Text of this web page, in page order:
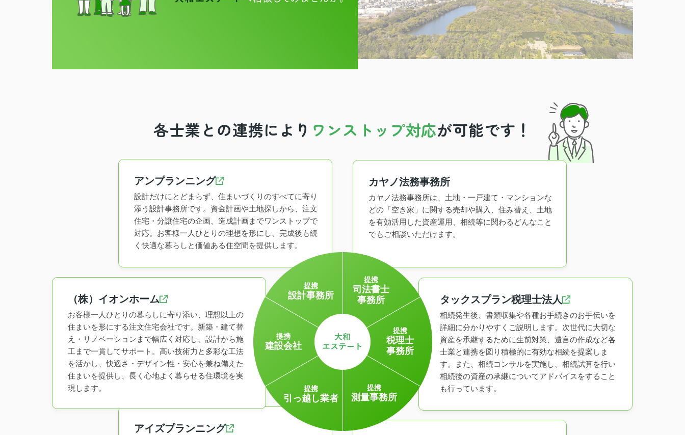
各士業との連携により ワンストップ対応が可能です！
提携
司法書士
事務所
提携
税理士
事務所
提携
測量事務所
提携
引っ越し業者
提携
建設会社
提携
設計事務所
カヤノ法務事務所
カヤノ法務事務所は、土地・一戸建て・マンションな
どの「空き家」に関する売却や購入、住み替え、土地
を有効活用した資産運用、相続等に関わるどんなこと
でもご相談いただけます。
タックスプラン税理士法人
相続発生後、書類収集や各種お手続きのお手伝いを
詳細に分かりやすくご説明します。次世代に大切な
資産を承継するために生前対策、遺言の作成など各
士業と連携を図り積極的に有効な相続を提案しま
す。また、相続コンサルを実施し、相続試算を行い
相続後の資産の承継についてアドバイスをすること
も行っています。
アイズプランニング
（株）イオンホーム
お客様一人ひとりの暮らしに寄り添い、理想以上の
住まいを形にする注文住宅会社です。新築・建て替
え・リノベーションまで幅広く対応し、設計から施
工まで一貫してサポート。高い技術力と多彩な工法
を活かし、快適さ・デザイン性・安心を兼ね備えた
住まいを提供し、長く心地よく暮らせる住環境を実
現します。
アンプランニング
設計だけにとどまらず、住まいづくりのすべてに寄り
添う設計事務所です。資金計画や土地探しから、注文
住宅・分譲住宅の企画、造成計画までワンストップで
対応。お客様一人ひとりの理想を形にし、完成後も続
く快適な暮らしと価値ある住空間を提供します。